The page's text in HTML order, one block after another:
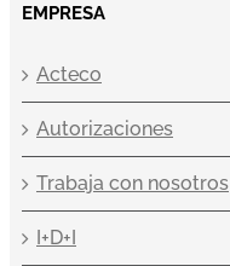
EMPRESA
Acteco
Autorizaciones
Trabaja con nosotros
I+D+I